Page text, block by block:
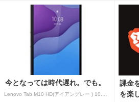
今となっては時代遅れ。でも。
課金
を楽